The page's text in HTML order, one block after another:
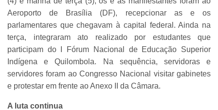
Aeroporto de Brasília (DF), recepcionar as e os
parlamentares que chegavam à capital federal. Ainda na
terça, integraram ato realizado por estudantes que
participam do
I Fórum Nacional de Educação Superior
Indígena e Quilombola. Na sequência, servidoras e
servidores foram ao Congresso Nacional visitar gabinetes
e protestar em frente ao Anexo II da Câmara.
A luta continua